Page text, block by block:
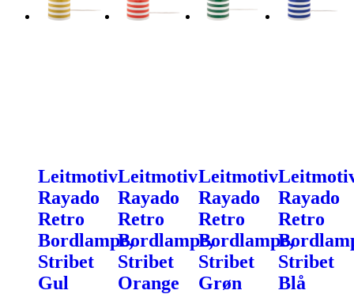
Leitmotiv
Rayado
Retro
Bordlampe,
Stribet
Gul
Leitmotiv
Rayado
Retro
Bordlampe,
Stribet
Orange
Leitmotiv
Rayado
Retro
Bordlampe,
Stribet
Grøn
Rayado
Retro
Stribet
Blå